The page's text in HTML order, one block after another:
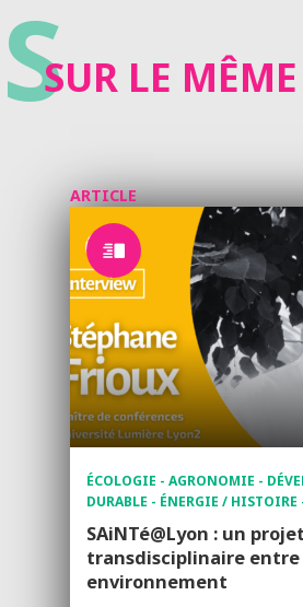
SSUR LE MÊME
ARTICLE
ÉCOLOGIE - AGRONOMIE -
DURABLE - ÉNERGIE / HISTOIRE
SAiNTé@Lyon : un projet
transdisciplinaire
environnement